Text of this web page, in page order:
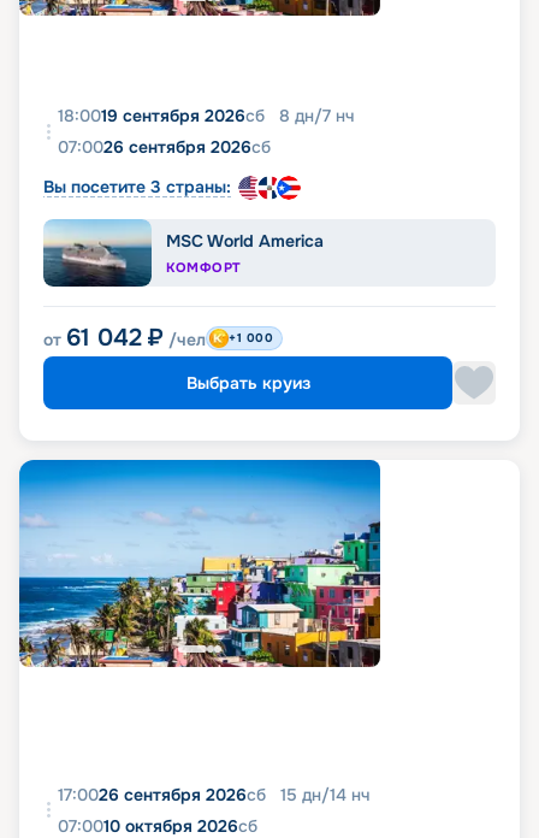
18:0019 сентября 2026сб 8 дн/7 нч
07:0026 сентября 2026сб
Вы посетите 3 страны:
MSC World America
КОМФОРТ
от 61 042 ₽ /чел +1 000
Выбрать круиз
17:0026 сентября 2026сб 15 дн/14 нч
07:0010 октября 2026сб